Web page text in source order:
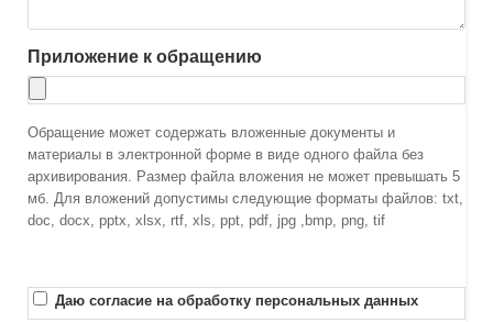
Приложение к обращению
Обращение может содержать вложенные документы и
материалы в электронной форме в виде одного файла без
архивирования. Размер файла вложения не может превышать 5
мб. Для вложений допустимы следующие форматы файлов: txt,
doc, docx, pptx, xlsx, rtf, xls, ppt, pdf, jpg ,bmp, png, tif
Даю согласие на обработку персональных данных